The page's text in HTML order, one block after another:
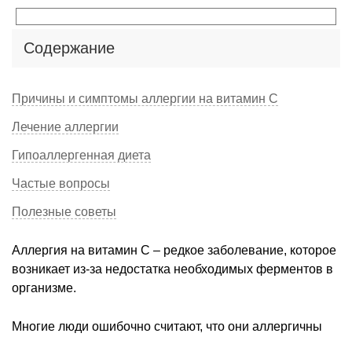
Содержание
Причины и симптомы аллергии на витамин С
Лечение аллергии
Гипоаллергенная диета
Частые вопросы
Полезные советы
Аллергия на витамин С – редкое заболевание, которое
возникает из-за недостатка необходимых ферментов в
организме.
Многие люди ошибочно считают, что они аллергичны